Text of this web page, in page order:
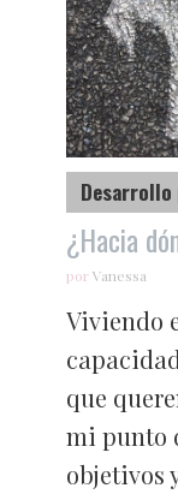
Desarrollo
¿Hacia
porVanessa
Viviendo
que
mi punto
objetivos